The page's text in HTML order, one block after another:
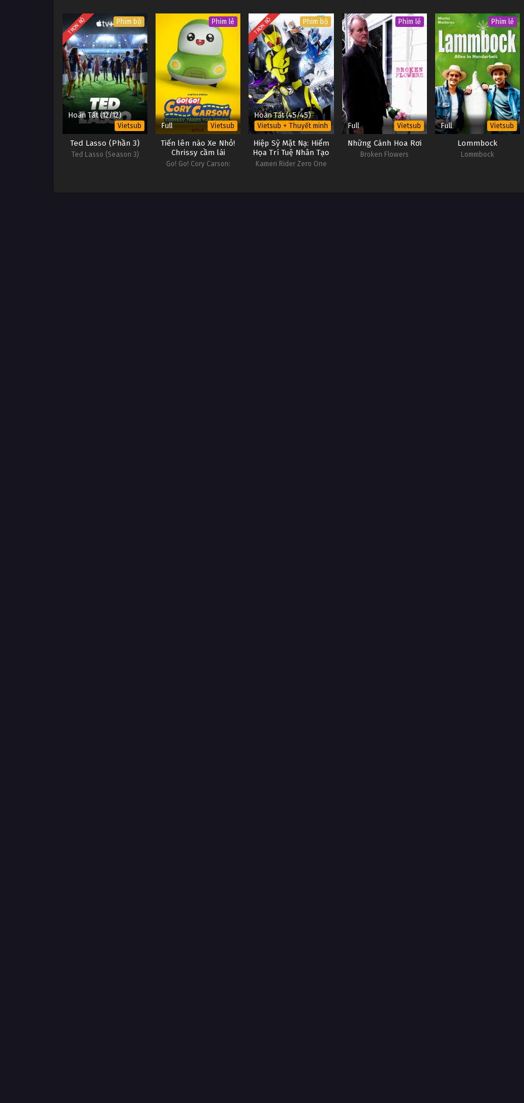
TRỌN BỘ Phim bộ
Hoàn Tất (12/12)
Vietsub
Ted Lasso (Phần 3)
Ted Lasso (Season 3)
Phim lẻ
Full Vietsub
Tiến lên nào Xe Nhỏ!
Chrissy cầm lái
Go! Go! Cory Carson:
TRỌN BỘ Phim bộ
Hoàn Tất (45/45)
Vietsub + Thuyết minh
Hiệp Sỹ Mặt Nạ: Hiểm
Họa Trí Tuệ Nhân Tạo
Kamen Rider Zero One
Phim lẻ
Full Vietsub
Những Cánh Hoa Rơi
Broken Flowers
Phim lẻ
Full Vietsub
Lommbock
Lommbock